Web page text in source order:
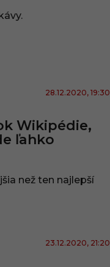
28.12.2020, 19:30
Wikipédie,
ľahko
než ten najlepší
23.12.2020, 21:20